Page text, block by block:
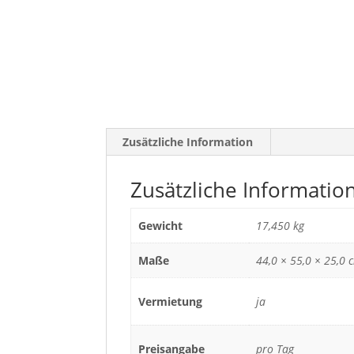
Zusätzliche Information
Zusätzliche
Gewicht 17,450 kg
Maße 44,0 × 55,0 × 25,0
Vermietung ja
Preisangabe pro Tag